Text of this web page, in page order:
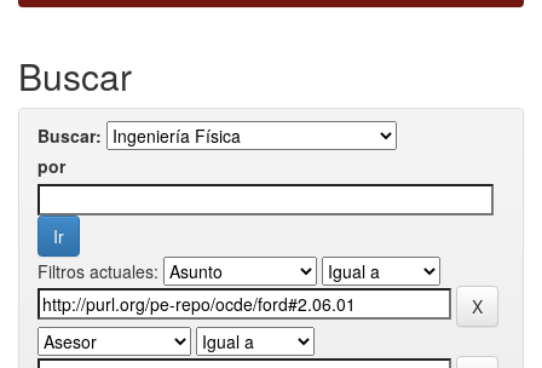
Buscar
Buscar:
por
Filtros actuales: